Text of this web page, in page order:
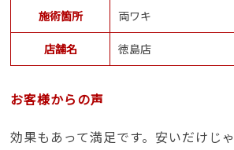
施術箇所 両ワキ
店舗名 徳島店
お客様からの声
効果もあって満足です。安いだけじ